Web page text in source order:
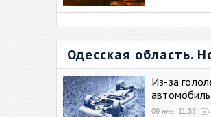
Одесская область.
Из-за
автомобиль
09 янв, 11:33